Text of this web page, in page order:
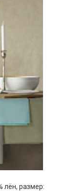
лён, размер: